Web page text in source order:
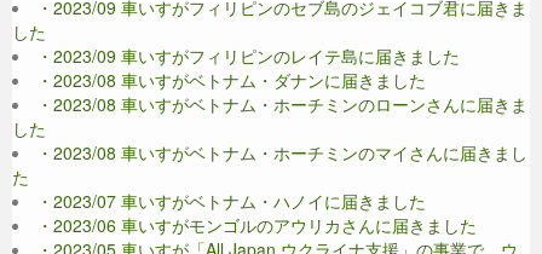
・2023/09 車いすがフィリピンのセブ島のジェイコブ君に届きま
した
・2023/09 車いすがフィリピンのレイテ島に届きました
・2023/08 車いすがベトナム・ダナンに届きました
・2023/08 車いすがベトナム・ホーチミンのローンさんに届きま
した
・2023/08 車いすがベトナム・ホーチミンのマイさんに届きまし
た
・2023/07 車いすがベトナム・ハノイに届きました
・2023/06 車いすがモンゴルのアウリカさんに届きました